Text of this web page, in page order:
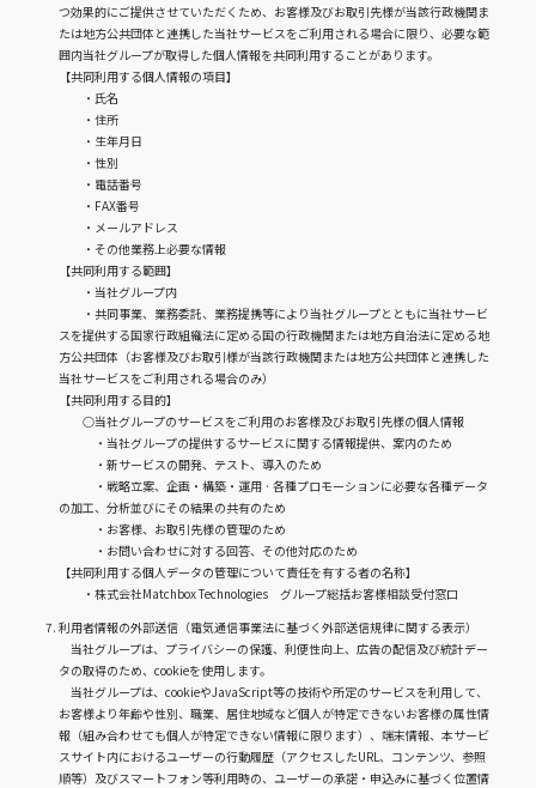
つ効果的にご提供させていただくため、お客様及びお取引先様が当該行政機関ま
たは地方公共団体と連携した当社サービスをご利用される場合に限り、必要な範
囲内当社グループが取得した個人情報を共同利用することがあります。
【共同利用する個人情報の項目】
・氏名
・住所
・生年月日
・性別
・電話番号
・FAX番号
・メールアドレス
・その他業務上必要な情報
【共同利用する範囲】
・当社グループ内
・共同事業、業務委託、業務提携等により当社グループとともに当社サービ
スを提供する国家行政組織法に定める国の行政機関または地方自治法に定める地
方公共団体（お客様及びお取引様が当該行政機関または地方公共団体と連携した
当社サービスをご利用される場合のみ）
【共同利用する目的】
○当社グループのサービスをご利用のお客様及びお取引先様の個人情報
・当社グループの提供するサービスに関する情報提供、案内のため
・新サービスの開発、テスト、導入のため
・戦略立案、企画・構築・運用 · 各種プロモーションに必要な各種データ
の加工、分析並びにその結果の共有のため
・お客様、お取引先様の管理のため
・お問い合わせに対する回答、その他対応のため
【共同利用する個人データの管理について責任を有する者の名称】
・株式会社Matchbox Technologies グループ総括お客様相談受付窓口
利用者情報の外部送信（電気通信事業法に基づく外部送信規律に関する表示）
当社グループは、プライバシーの保護、利便性向上、広告の配信及び統計デー
タの取得のため、cookieを使用します。
当社グループは、cookieやJavaScript等の技術や所定のサービスを利用して、
お客様より年齢や性別、職業、居住地域など個人が特定できないお客様の属性情
報（組み合わせても個人が特定できない情報に限ります）、端末情報、本サービ
スサイト内におけるユーザーの行動履歴（アクセスしたURL、コンテンツ、参照
順等）及びスマートフォン等利用時の、ユーザーの承諾・申込みに基づく位置情